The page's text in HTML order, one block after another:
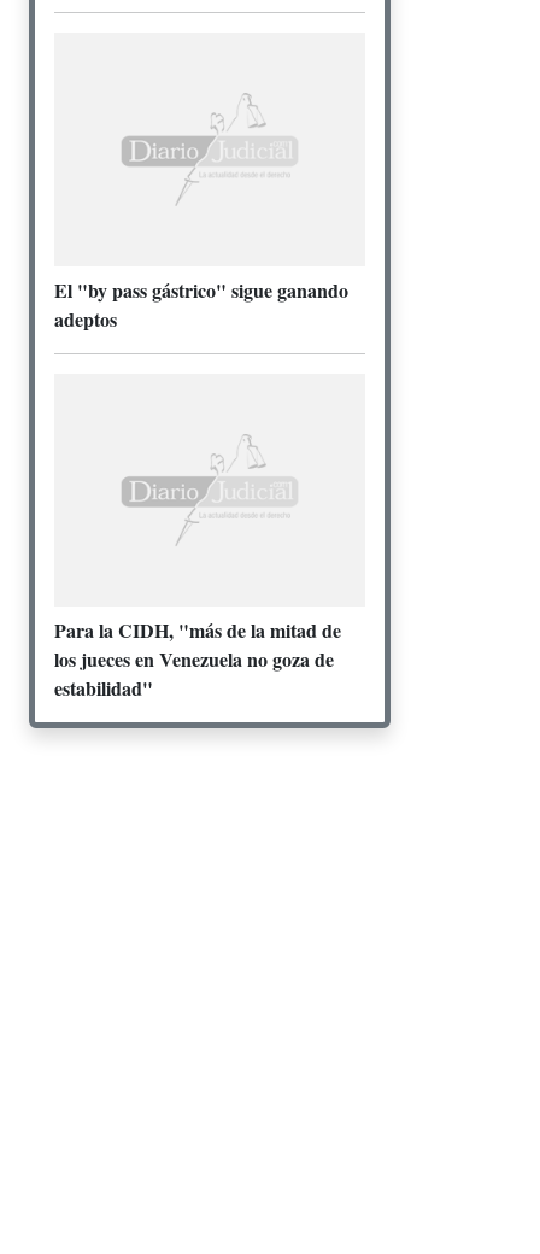
El "by pass gástrico" sigue ganando
adeptos
Para la CIDH, "más de la mitad de
los jueces en Venezuela no goza de
estabilidad"